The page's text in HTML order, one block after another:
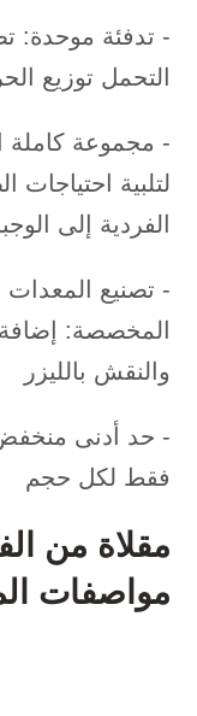
- تدفئة موحدة:
التحمل توزيع
- مجموعة كاملة
لتلبية
الفردية إلى
- تصنيع المعدات
المخصصة:
والنقش بالليزر
فقط لكل حجم
مقلاة من
مواصفات